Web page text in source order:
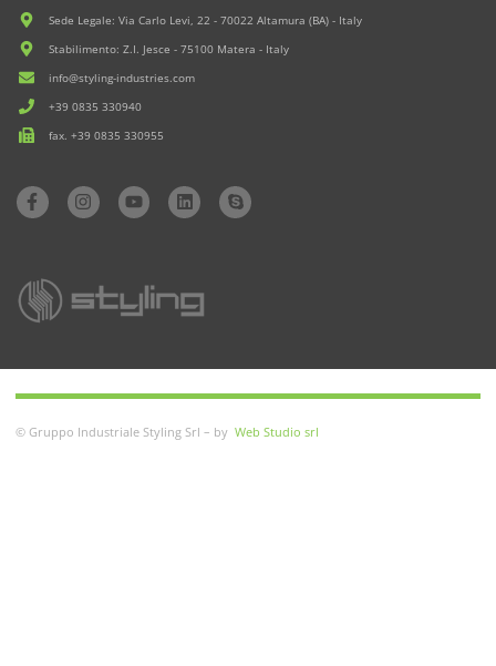
Sede Legale: Via Carlo Levi, 22 - 70022 Altamura (BA) - Italy
Stabilimento: Z.I. Jesce - 75100 Matera - Italy
info@styling-industries.com
+39 0835 330940
fax. +39 0835 330955
© Gruppo Industriale Styling Srl – by Web Studio srl